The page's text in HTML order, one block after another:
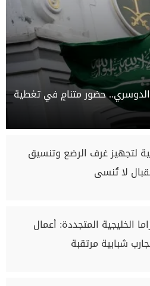
حضور متنامٍ في تغطية
لتجهيز غرف الرضع وتنسيق
لا تُنسى
الخليجية المتجددة: أعمال
شبابية مرتقبة